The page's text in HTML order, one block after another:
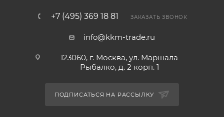
+7 (495) 369 18 81 ЗАКАЗАТЬ ЗВОНОК
info@kkm-trade.ru
123060, г. Москва, ул. Маршала
Рыбалко, д. 2 корп. 1
ПОДПИСАТЬСЯ НА РАССЫЛКУ